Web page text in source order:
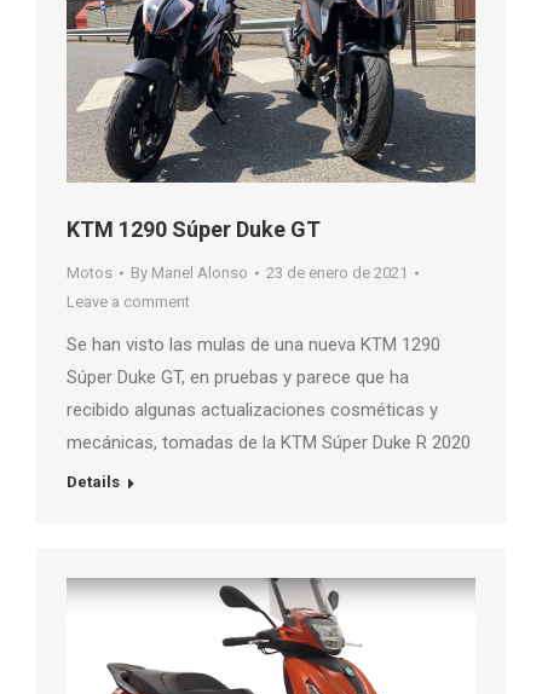
KTM 1290 Súper Duke GT
Motos By Manel Alonso
23 de enero de 2021
Leave a comment
Se han visto las mulas de una nueva KTM 1290
Súper Duke GT, en pruebas y parece que ha
recibido algunas actualizaciones cosméticas y
mecánicas, tomadas de la KTM Súper Duke R 2020
Details